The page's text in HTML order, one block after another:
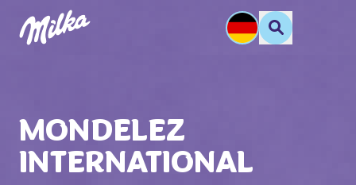
MONDELEZ
INTERNATIONAL